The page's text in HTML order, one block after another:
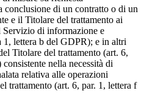
conclusione di un contratto o di un
e il Titolare del trattamento ai
Servizio di informazione e
1, lettera b del GDPR); e in altri
Titolare del trattamento (art. 6,
nella necessità di
relativa alle operazioni
trattamento (art. 6, par. 1, lettera f